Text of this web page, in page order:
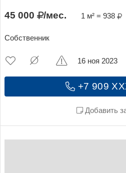
45 000 /мес. 1 м² = 938
Собственник
+7 909
Добавить
16 ноя 2023